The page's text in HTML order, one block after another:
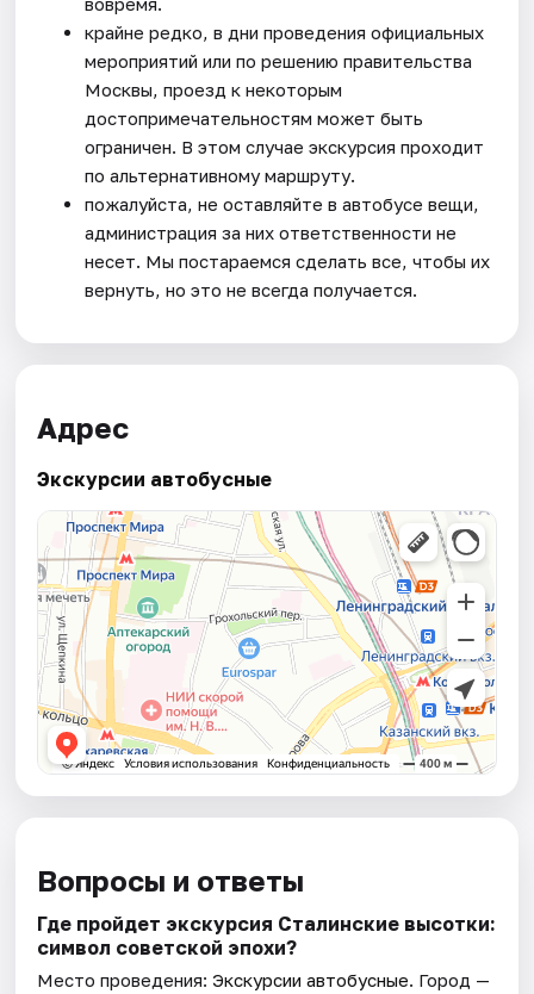
крайне редко, в дни проведения официальных
мероприятий или по решению правительства
Москвы, проезд к некоторым
достопримечательностям может быть
ограничен. В этом случае экскурсия проходит
по альтернативному маршруту.
пожалуйста, не оставляйте в автобусе вещи,
администрация за них ответственности не
несет. Мы постараемся сделать все, чтобы их
вернуть, но это не всегда получается.
Адрес
Экскурсии автобусные
Вопросы и ответы
Где пройдет экскурсия Сталинские высотки:
символ советской эпохи?
Место проведения:Экскурсии автобусные. Город —